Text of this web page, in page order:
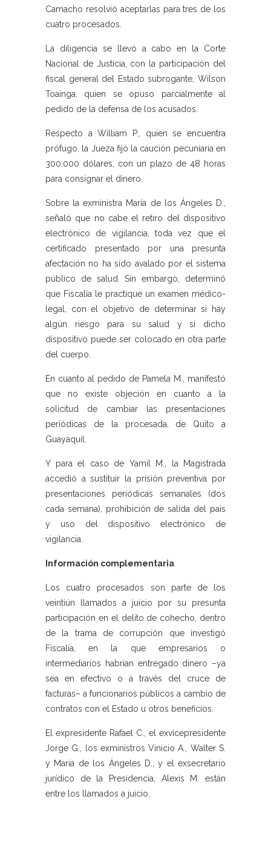
Camacho resolvió aceptarlas para tres de los
cuatro procesados.
La diligencia se llevó a cabo en la Corte
Nacional de Justicia, con la participación del
fiscal general del Estado subrogante, Wilson
Toainga, quien se opuso parcialmente al
pedido de la defensa de los acusados.
Respecto a William P., quien se encuentra
prófugo, la Jueza fijó la caución pecuniaria en
300.000 dólares, con un plazo de 48 horas
para consignar el dinero.
Sobre la exministra María de los Ángeles D.,
señaló que no cabe el retiro del dispositivo
electrónico de vigilancia, toda vez que el
certificado presentado por una presunta
afectación no ha sido avalado por el sistema
público de salud. Sin embargo, determinó
que Fiscalía le practique un examen médico-
legal, con el objetivo de determinar si hay
algún riesgo para su salud y si dicho
dispositivo puede ser colocado en otra parte
del cuerpo.
En cuanto al pedido de Pamela M., manifestó
que no existe objeción en cuanto a la
solicitud de cambiar las presentaciones
periódicas de la procesada, de Quito a
Guayaquil.
Y para el caso de Yamil M., la Magistrada
accedió a sustituir la prisión preventiva por
presentaciones periódicas semanales (dos
cada semana), prohibición de salida del país
y uso del dispositivo electrónico de
vigilancia.
Información complementaria
Los cuatro procesados son parte de los
veintiún llamados a juicio por su presunta
participación en el delito de cohecho, dentro
de la trama de corrupción que investigó
Fiscalía, en la que empresarios o
intermediarios habrían entregado dinero –ya
sea en efectivo o a través del cruce de
facturas– a funcionarios públicos a cambio de
contratos con el Estado u otros beneficios.
El expresidente Rafael C., el exvicepresidente
Jorge G., los exministros Vinicio A., Walter S.
y María de los Ángeles D., y el exsecretario
jurídico de la Presidencia, Alexis M. están
entre los llamados a juicio.